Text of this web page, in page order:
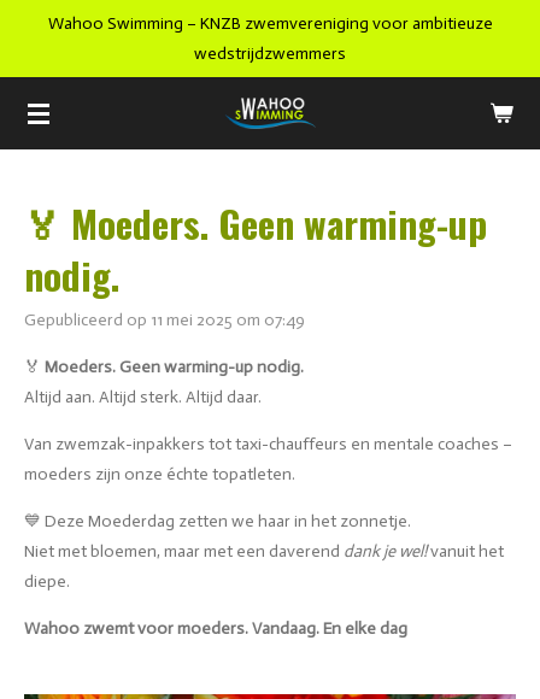
de
hoofdinhoud
Wahoo Swimming – KNZB zwemvereniging voor ambitieuze
wedstrijdzwemmers
🏅 Moeders. Geen warming-up
nodig.
Gepubliceerd op 11 mei 2025 om 07:49
🏅 Moeders. Geen warming-up nodig.
Altijd aan. Altijd sterk. Altijd daar.
Van zwemzak-inpakkers tot taxi-chauffeurs en mentale coaches –
moeders zijn onze échte topatleten.
💙 Deze Moederdag zetten we haar in het zonnetje.
Niet met bloemen, maar met een daverend dank je wel!vanuit het
diepe.
Wahoo zwemt voor moeders. Vandaag. En elke dag